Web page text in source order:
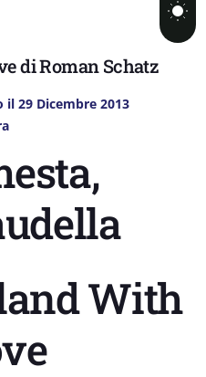
di Roman Schatz
il 29 Dicembre 2013
With